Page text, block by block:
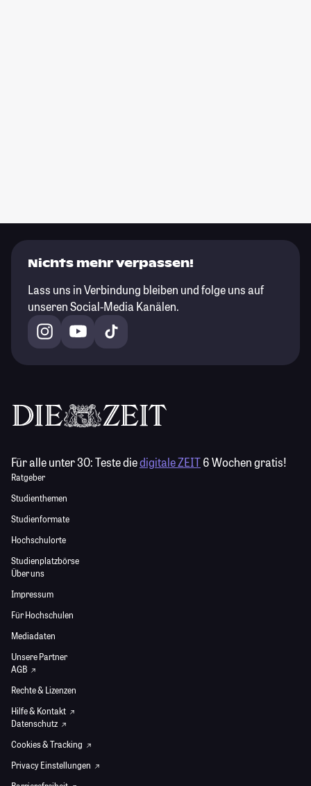
Nichts mehr verpassen!
Lass uns in Verbindung bleiben und folge uns auf
unseren Social-Media Kanälen.
Für alle unter 30:Teste diedigitale ZEIT6 Wochen gratis!
Ratgeber
Studienthemen
Studienformate
Hochschulorte
Studienplatzbörse
Über uns
Impressum
Für Hochschulen
Mediadaten
Unsere Partner
AGB
Rechte & Lizenzen
Hilfe & Kontakt
Datenschutz
Cookies & Tracking
Privacy Einstellungen